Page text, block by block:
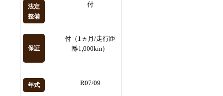
法定
整備
付
保証
付（1ヵ月/走行距
離1,000km）
年式 R07/09